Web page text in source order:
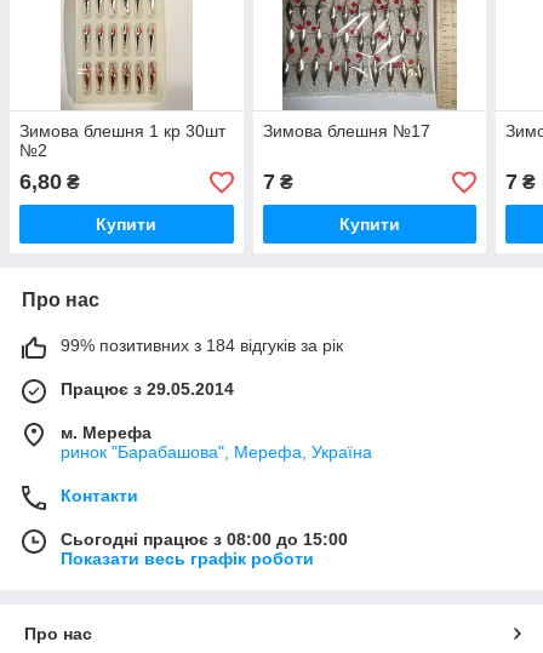
Зимова блешня 1 кр 30шт
№2
6,80 ₴
Купити
Зимова блешня №17
7₴
Купити
7 ₴
Про нас
99% позитивних з 184 відгуків за рік
Працює з 29.05.2014
м. Мерефа
ринок "Барабашова", Мерефа, Україна
Контакти
Сьогодні працює з 08:00 до 15:00
Показати весь графік роботи
Про нас